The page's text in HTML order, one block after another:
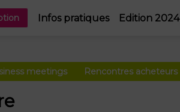
Infos pratiques Edition 2024
meetings Rencontres acheteurs